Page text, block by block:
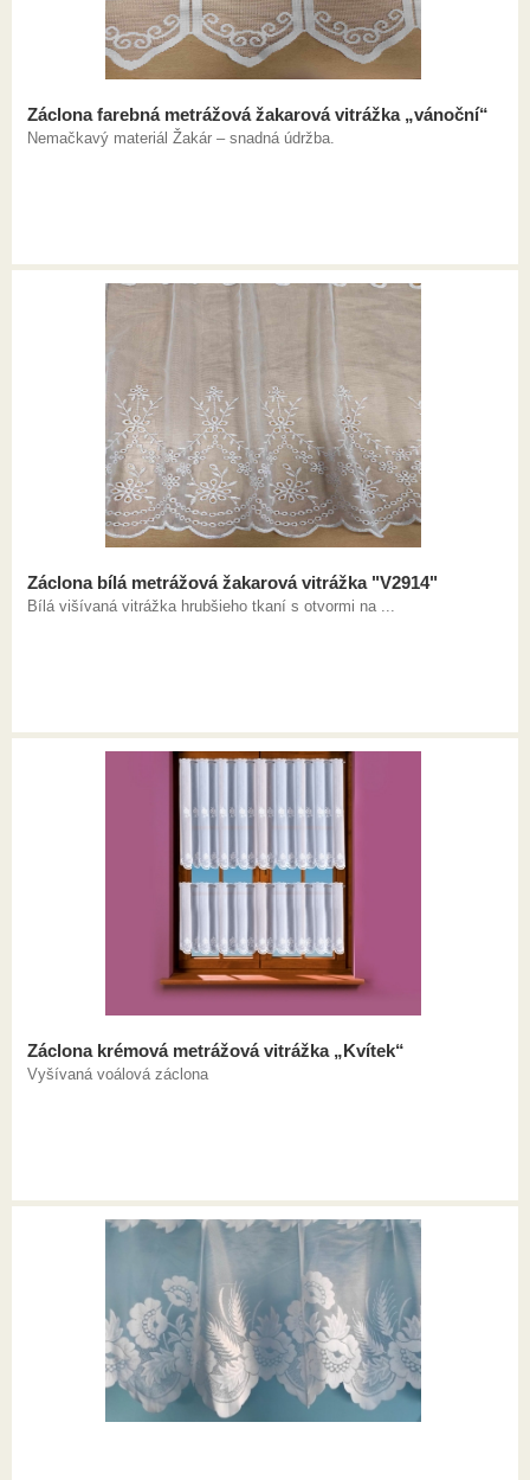
Záclona farebná metrážová žakarová vitrážka „vánoční“
Nemačkavý materiál Žakár – snadná údržba.
Záclona bílá metrážová žakarová vitrážka "V2914"
Bílá višívaná vitrážka hrubšieho tkaní s otvormi na ...
Záclona krémová metrážová vitrážka „Kvítek“
Vyšívaná voálová záclona